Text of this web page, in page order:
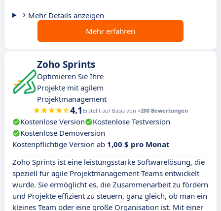
Mehr Details anzeigen
Mehr erfahren
Zoho Sprints
Optimieren Sie Ihre
Projekte mit agilem
Projektmanagement
4.1 Erstellt auf Basis von +200 Bewertungen
Kostenlose Version
Kostenlose Testversion
Kostenlose Demoversion
Kostenpflichtige Version ab 1,00 $ pro Monat
Zoho Sprints ist eine leistungsstarke Softwarelösung, die
speziell für agile Projektmanagement-Teams entwickelt
wurde. Sie ermöglicht es, die Zusammenarbeit zu fördern
und Projekte effizient zu steuern, ganz gleich, ob man ein
kleines Team oder eine große Organisation ist. Mit einer